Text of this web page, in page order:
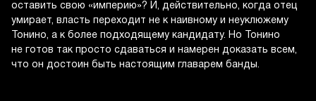
оставить свою «империю»? И, действительно, когда отец
умирает, власть переходит не к наивному и неуклюжему
Тонино, а к более подходящему кандидату. Но Тонино
не готов так просто сдаваться и намерен доказать всем,
что он достоин быть настоящим главарем банды.